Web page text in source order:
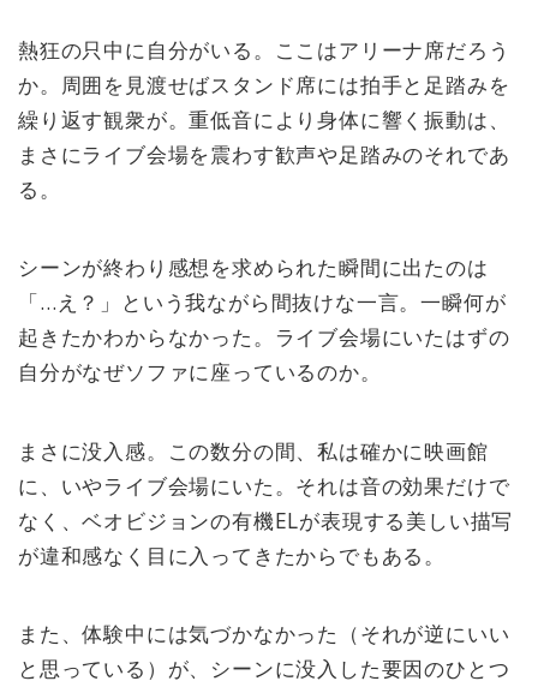
熱狂の只中に自分がいる。ここはアリーナ席だろう
か。周囲を見渡せばスタンド席には拍手と足踏みを
繰り返す観衆が。重低音により身体に響く振動は、
まさにライブ会場を震わす歓声や足踏みのそれであ
る。
シーンが終わり感想を求められた瞬間に出たのは
「…え？」という我ながら間抜けな一言。一瞬何が
起きたかわからなかった。ライブ会場にいたはずの
自分がなぜソファに座っているのか。
まさに没入感。この数分の間、私は確かに映画館
に、いやライブ会場にいた。それは音の効果だけで
なく、ベオビジョンの有機ELが表現する美しい描写
が違和感なく目に入ってきたからでもある。
また、体験中には気づかなかった（それが逆にいい
と思っている）が、シーンに没入した要因のひとつ